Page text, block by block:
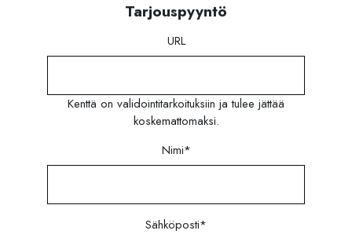
Tarjouspyyntö
URL
Kenttä on validointitarkoituksiin ja tulee jättää
koskemattomaksi.
Nimi*
Sähköposti*